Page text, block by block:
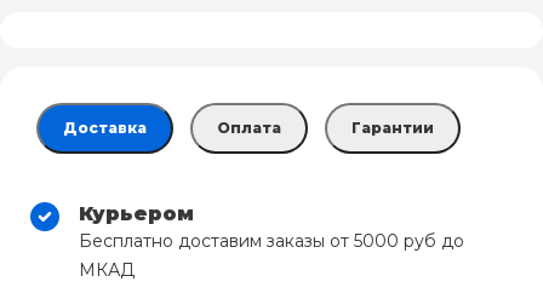
Доставка Оплата Гарантии
Курьером
Бесплатно доставим заказы от 5000 руб до
МКАД